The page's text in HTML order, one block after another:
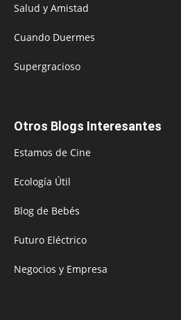
Salud y Amistad
Cuando Duermes
Supergracioso
Otros Blogs Interesantes
Estamos de Cine
Ecología Útil
Blog de Bebés
Futuro Eléctrico
Negocios y Empresa